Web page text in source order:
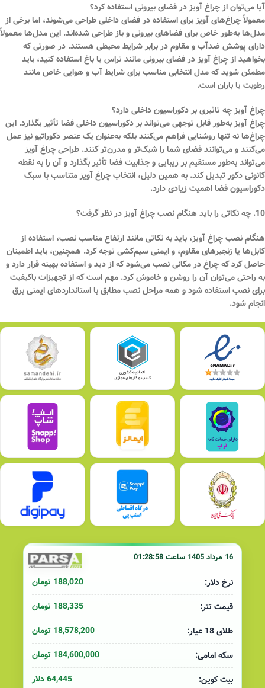
آیا می‌توان از چراغ آویز در فضای بیرونی استفاده کرد؟
معمولاً چراغ‌های آویز برای استفاده در فضای داخلی طراحی می‌شوند، اما برخی از
مدل‌ها به‌طور خاص برای فضاهای بیرونی و باز طراحی شده‌اند. این مدل‌ها معمولاً
دارای پوشش ضدآب و مقاوم در برابر شرایط محیطی هستند. در صورتی که
بخواهید از چراغ آویز در فضای بیرونی مانند تراس یا باغ استفاده کنید، باید
مطمئن شوید که مدل انتخابی مناسب برای شرایط آب و هوایی خاص مانند
رطوبت یا باران است.
چراغ آویز چه تاثیری بر دکوراسیون داخلی دارد؟
چراغ آویز به‌طور قابل توجهی می‌تواند بر دکوراسیون داخلی فضا تأثیر بگذارد. این
چراغ‌ها نه تنها روشنایی فراهم می‌کنند بلکه به‌عنوان یک عنصر دکوراتیو نیز عمل
می‌کنند و می‌توانند فضای شما را شیک‌تر و مدرن‌تر کنند. طراحی چراغ آویز
می‌تواند به‌طور مستقیم بر زیبایی و جذابیت فضا تأثیر بگذارد و آن را به نقطه
کانونی دکور تبدیل کند. به همین دلیل، انتخاب چراغ آویز متناسب با سبک
دکوراسیون فضا اهمیت زیادی دارد.
10. چه نکاتی را باید هنگام نصب چراغ آویز در نظر گرفت؟
هنگام نصب چراغ آویز، باید به نکاتی مانند ارتفاع مناسب نصب، استفاده از
کابل‌ها یا زنجیرهای مقاوم، و ایمنی سیم‌کشی توجه کرد. همچنین، باید اطمینان
حاصل کرد که چراغ در مکانی نصب می‌شود که از دید و استفاده بهینه قرار دارد و
به راحتی می‌توان آن را روشن و خاموش کرد. مهم است که از تجهیزات باکیفیت
برای نصب استفاده شود و همه مراحل نصب مطابق با استانداردهای ایمنی برق
انجام شود.
16 مرداد 1405 ساعت 01:28:58
نرخ دلار:
188,020 تومان
قیمت تتر:
188,335 تومان
طلای 18 عیار:
18,578,200 تومان
سکه امامی:
184,600,000 تومان
بیت کوین:
64,445 دلار